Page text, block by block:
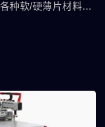
种软/硬薄片材料上
机动、操作者舒